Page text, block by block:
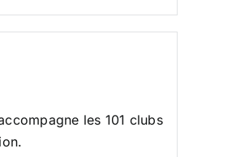
les 101 clubs